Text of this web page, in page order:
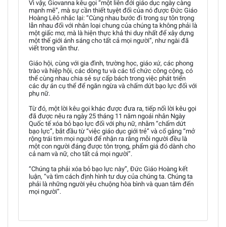
Vì vậy, Giovanna kêu gọi “một liên đới giáo dục ngày càng
mạnh mẽ”, mà sự cần thiết tuyệt đối của nó được Đức Giáo
Hoàng Lêô nhắc lại: “Cùng nhau bước đi trong sự tôn trọng
lẫn nhau đối với nhân loại chung của chúng ta không phải là
một giấc mơ, mà là hiện thực khả thi duy nhất để xây dựng
một thế giới ánh sáng cho tất cả mọi người”, như ngài đã
viết trong văn thư.
Giáo hội, cùng với gia đình, trường học, giáo xứ, các phong
trào và hiệp hội, các dòng tu và các tổ chức công cộng, có
thể cùng nhau chia sẻ sự cấp bách trong việc phát triển
các dự án cụ thể để ngăn ngừa và chấm dứt bạo lực đối với
phụ nữ.
Từ đó, một lời kêu gọi khác được đưa ra, tiếp nối lời kêu gọi
đã được nêu ra ngày 25 tháng 11 năm ngoái nhân Ngày
Quốc tế xóa bỏ bạo lực đối với phụ nữ, nhằm “chấm dứt
bạo lực”, bắt đầu từ “việc giáo dục giới trẻ” và cố gắng “mở
rộng trái tim mọi người để nhận ra rằng mỗi người đều là
một con người đáng được tôn trọng, phẩm giá đó dành cho
cả nam và nữ, cho tất cả mọi người”.
“Chúng ta phải xóa bỏ bạo lực này”, Đức Giáo Hoàng kết
luận, “và tìm cách định hình tư duy của chúng ta. Chúng ta
phải là những người yêu chuộng hòa bình và quan tâm đến
mọi người”.